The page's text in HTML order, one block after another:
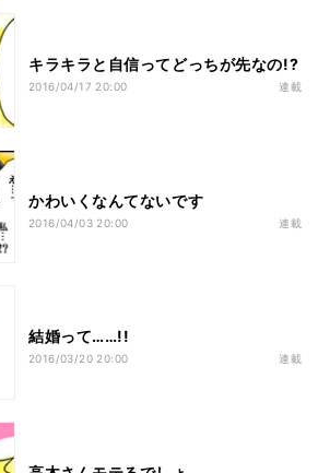
キラキラと自信ってどっちが先なの!?
2016/04/17 20:00 連載
かわいくなんてないです
2016/04/03 20:00 連載
結婚って……!!
2016/03/20 20:00 連載